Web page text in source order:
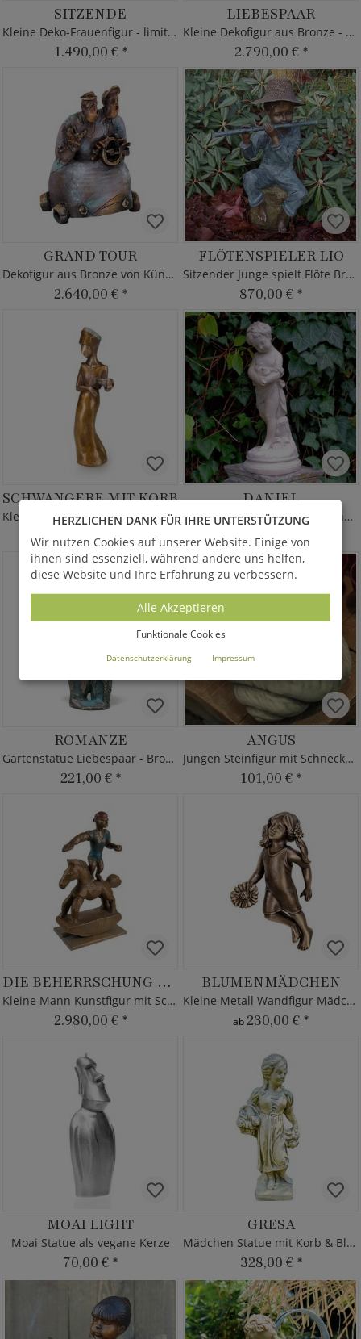
SITZENDE
Kleine Deko-Frauenfigur - limitierte Bronze
1.490,00 € *
LIEBESPAAR
Kleine Dekofigur aus Bronze - Pärchen
2.790,00 € *
GRAND TOUR
Dekofigur aus Bronze von Künstlerhand
2.640,00 € *
FLÖTENSPIELER LIO
Sitzender Junge spielt Flöte Bronze
870,00 € *
SCHWANGERE MIT KORB
Kleine Frauenskulptur - limitierte Bronze
920,00 € *
DANIEL
Kleine Gartenstatue aus Steinguss
322,00 € *
ROMANZE
Gartenstatue Liebespaar - Bronze
221,00 € *
ANGUS
Jungen Steinfigur mit Schneckenhaus
101,00 € *
DIE BEHERRSCHUNG DES SCHAUKELPFERDS
Kleine Mann Kunstfigur mit Schaukelpferd
2.980,00 € *
BLUMENMÄDCHEN
Kleine Metall Wandfigur Mädchen
ab230,00 € *
MOAI LIGHT
Moai Statue als vegane Kerze
70,00 € *
GRESA
Mädchen Statue mit Korb & Blumen
328,00 € *
HERZLICHEN DANK FÜR IHRE UNTERSTÜTZUNG
Wir nutzen Cookies auf unserer Website. Einige von
ihnen sind essenziell, während andere uns helfen,
diese Website und Ihre Erfahrung zu verbessern.
Alle Akzeptieren
Funktionale Cookies
Datenschutzerklärung Impressum